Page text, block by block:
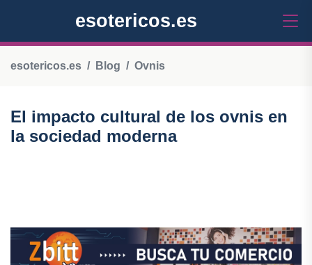
esotericos.es
esotericos.es Blog Ovnis
El impacto cultural de los ovnis en
la sociedad moderna